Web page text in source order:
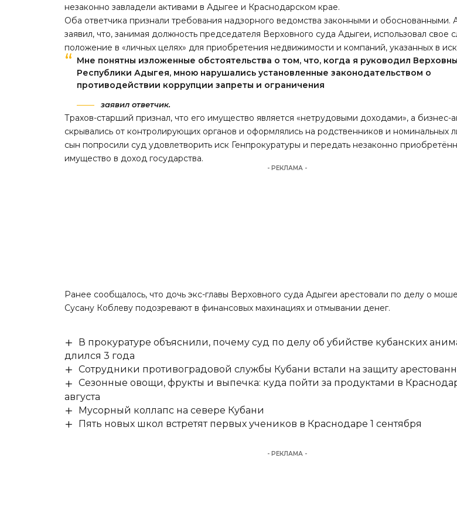
незаконно завладели активами в Адыгее и Краснодарском крае.
Оба ответчика признали требования надзорного ведомства законными и обоснованными.
заявил, что, занимая должность председателя Верховного суда Адыгеи, использовал свое
положение в «личных целях» для приобретения недвижимости и компаний, указанных в
Мне понятны изложенные обстоятельства о том, что, когда я руководил
Республики Адыгея, мною нарушались установленные законодательством о
противодействии коррупции запреты и ограничения
заявил ответчик.
Трахов-старший признал, что его имущество является «нетрудовыми доходами», а бизнес-
скрывались от контролирующих органов и оформлялись на родственников и номинальных
сын попросили суд удовлетворить иск Генпрокуратуры и передать незаконно
имущество в доход государства.
- РЕКЛАМА -
Ранее сообщалось, что дочь экс-главы Верховного суда Адыгеи арестовали по делу о
Сусану Коблеву подозревают в финансовых махинациях и отмывании денег.
В прокуратуре объяснили, почему суд по делу об убийстве кубанских
длился 3 года
Сотрудники противоградовой службы Кубани встали на защиту
Сезонные овощи, фрукты и выпечка: куда пойти за продуктами в
августа
Мусорный коллапс на севере Кубани
Пять новых школ встретят первых учеников в Краснодаре 1 сентября
- РЕКЛАМА -